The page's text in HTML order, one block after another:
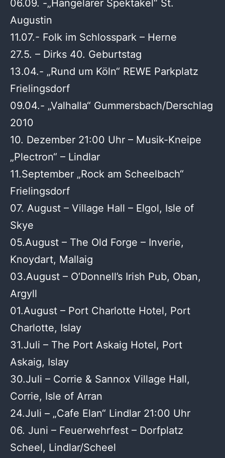
06.09. -„Hangelarer Spektakel“ St.
Augustin
11.07.- Folk im Schlosspark – Herne
27.5. – Dirks 40. Geburtstag
13.04.- „Rund um Köln“ REWE Parkplatz
Frielingsdorf
09.04.- „Valhalla“ Gummersbach/Derschlag
2010
10. Dezember 21:00 Uhr – Musik-Kneipe
„Plectron“ – Lindlar
11.September „Rock am Scheelbach“
Frielingsdorf
07. August – Village Hall – Elgol, Isle of
Skye
05.August – The Old Forge – Inverie,
Knoydart, Mallaig
03.August – O’Donnell’s Irish Pub, Oban,
Argyll
01.August – Port Charlotte Hotel, Port
Charlotte, Islay
31.Juli – The Port Askaig Hotel, Port
Askaig, Islay
30.Juli – Corrie & Sannox Village Hall,
Corrie, Isle of Arran
24.Juli – „Cafe Elan“ Lindlar 21:00 Uhr
06. Juni – Feuerwehrfest – Dorfplatz
Scheel, Lindlar/Scheel